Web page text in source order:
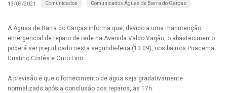
13/09/2021 Comunicados Comunicados Águas de Barra do Garças
A Águas de Barra do Garças informa que, devido a uma manutenção
emergencial de reparo de rede na Avenida Valdo Varjão, o abastecimento
poderá ser prejudicado nesta segunda-feira (13.09), nos bairros Piracema,
Cristino Cortês e Ouro Fino.
A previsão é que o fornecimento de água seja gradativamente
normalizado após a conclusão dos reparos, às 17h.